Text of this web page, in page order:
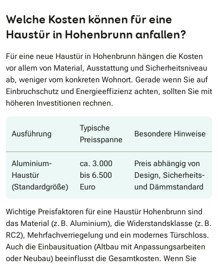
Welche Kosten können für eine
Haustür in Hohenbrunn anfallen?
Für eine neue Haustür in Hohenbrunn hängen die Kosten
vor allem von Material, Ausstattung und Sicherheitsniveau
ab, weniger vom konkreten Wohnort. Gerade wenn Sie auf
Einbruchschutz und Energieeffizienz achten, sollten Sie mit
höheren Investitionen rechnen.
Ausführung
Typische
Preisspanne
Besondere Hinweise
Aluminium-
Haustür
(Standardgröße)
ca. 3.000
bis 6.500
Euro
Preis abhängig von
Design, Sicherheits-
und Dämmstandard
Wichtige Preisfaktoren für eine Haustür Hohenbrunn sind
das Material (z. B. Aluminium), die Widerstandsklasse (z. B.
RC2), Mehrfachverriegelung und ein modernes Türschloss.
Auch die Einbausituation (Altbau mit Anpassungsarbeiten
oder Neubau) beeinflusst die Gesamtkosten. Wenn Sie